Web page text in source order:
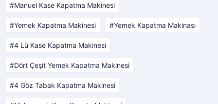
Manuel Kase Kapatma Makinesi
Yemek Kapatma Makinesi Yemek Kapatma Makinası
4 Lü Kase Kapatma Makinesi
Dört Çeşit Yemek Kapatma Makinesi
4 Göz Tabak Kapatma Makinesi